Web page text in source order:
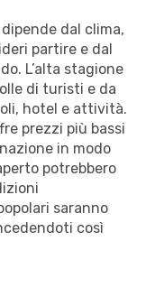
dal clima,
partire e dal
L’alta stagione
di turisti e da
hotel e attività.
prezzi più bassi
in modo
potrebbero
saranno
così